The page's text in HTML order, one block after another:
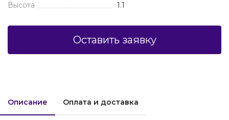
Высота
1.1
Оставить заявку
Описание Оплата и доставка